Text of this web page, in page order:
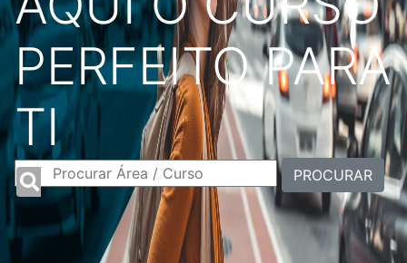
PERFEITO PARA
TI
PROCURAR